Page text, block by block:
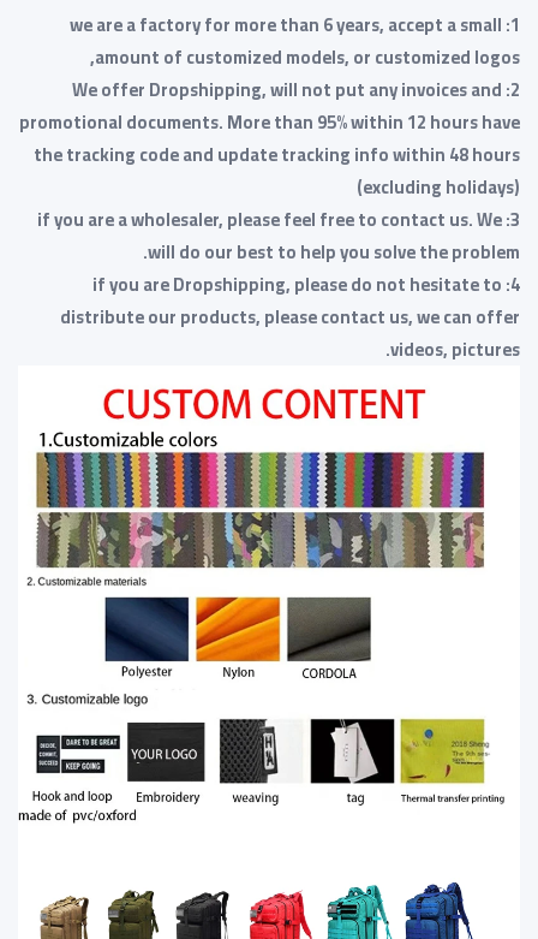
1: we are a factory for more than 6 years, accept a small
amount of customized models, or customized logos,
2: We offer Dropshipping, will not put any invoices and
promotional documents. More than 95% within 12 hours have
the tracking code and update tracking info within 48 hours
(excluding holidays)
3: if you are a wholesaler, please feel free to contact us. We
will do our best to help you solve the problem.
4: if you are Dropshipping, please do not hesitate to
distribute our products, please contact us, we can offer
videos, pictures.